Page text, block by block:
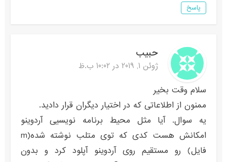
پاسخ
حبیب
ژوئن 1, 2019 در 10:02 ب.ظ
سلام وقت بخیر
ممنون از اطلاعاتی که در اختیار دیگران قرار دادید.
یه سوال. آیا مثل محیط برنامه نویسیی آردوینو
امکانش هست کدی که توی متلب نوشته شده(m
فایل) رو مستقیم روی آردوینو آپلود کرد و بدون